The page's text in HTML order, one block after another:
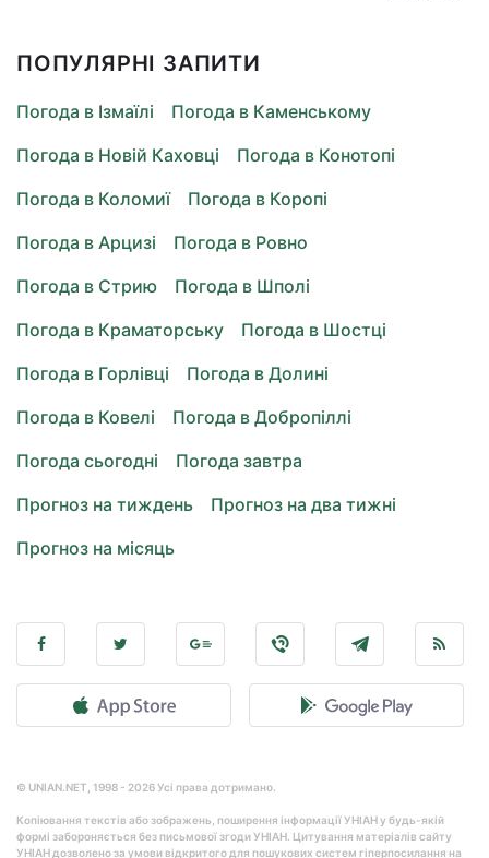
ПОПУЛЯРНІ ЗАПИТИ
Погода в Ізмаїлі
Погода в Каменському
Погода в Новій Каховці
Погода в Конотопі
Погода в Коломиї
Погода в Коропі
Погода в Арцизі
Погода в Ровно
Погода в Стрию
Погода в Шполі
Погода в Краматорську
Погода в Шостці
Погода в Горлівці
Погода в Долині
Погода в Ковелі
Погода в Добропіллі
Погода сьогодні
Погода завтра
Прогноз на тиждень
Прогноз на два тижні
Прогноз на місяць
© UNIAN.NET, 1998 - 2026 Усі права дотримано.
Копіювання текстів або зображень, поширення інформації УНІАН у будь-якій
формі забороняється без письмової згоди УНІАН. Цитування матеріалів сайту
УНІАН дозволено за умови відкритого для пошукових систем гіперпосилання на